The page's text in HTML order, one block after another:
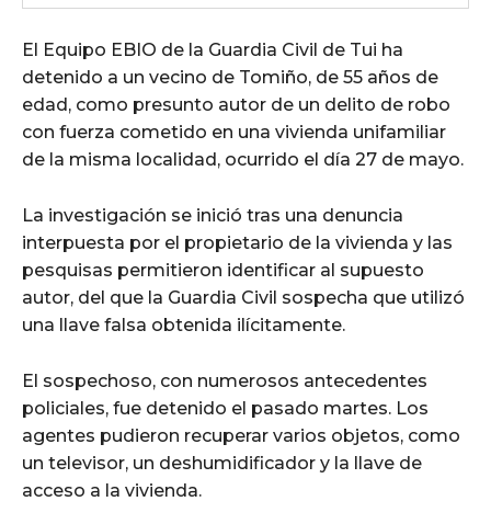
El Equipo EBIO de la Guardia Civil de Tui ha
detenido a un vecino de Tomiño, de 55 años de
edad, como presunto autor de un delito de robo
con fuerza cometido en una vivienda unifamiliar
de la misma localidad, ocurrido el día 27 de mayo.
La investigación se inició tras una denuncia
interpuesta por el propietario de la vivienda y las
pesquisas permitieron identificar al supuesto
autor, del que la Guardia Civil sospecha que utilizó
una llave falsa obtenida ilícitamente.
El sospechoso, con numerosos antecedentes
policiales, fue detenido el pasado martes. Los
agentes pudieron recuperar varios objetos, como
un televisor, un deshumidificador y la llave de
acceso a la vivienda.